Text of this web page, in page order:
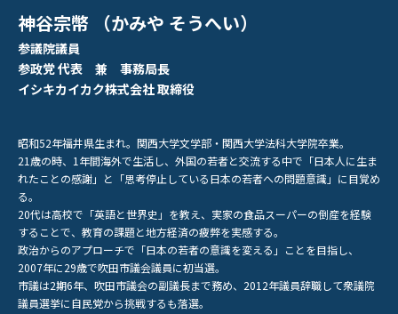
神谷宗幣 （かみや そうへい）
参議院議員
参政党 代表 兼 事務局長
イシキカイカク株式会社 取締役
昭和52年福井県生まれ。関西大学文学部・関西大学法科大学院卒業。
21歳の時、1年間海外で生活し、外国の若者と交流する中で「日本人に生ま
れたことの感謝」と「思考停止している日本の若者への問題意識」に目覚め
る。
20代は高校で「英語と世界史」を教え、実家の食品スーパーの倒産を経験
することで、教育の課題と地方経済の疲弊を実感する。
政治からのアプローチで「日本の若者の意識を変える」ことを目指し、
2007年に29歳で吹田市議会議員に初当選。
市議は2期6年、吹田市議会の副議長まで務め、2012年議員辞職して衆議院
議員選挙に自民党から挑戦するも落選。